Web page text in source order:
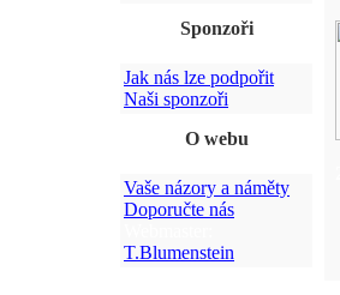
Sponzoři
Jak nás lze podpořit
Naši sponzoři
O webu
Vaše názory a náměty
Doporučte nás
T.Blumenstein